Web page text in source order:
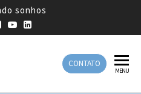
sonhos
CONTATO
MENU